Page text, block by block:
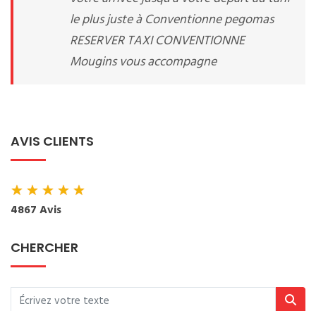
le plus juste à Conventionne pegomas
RESERVER TAXI CONVENTIONNE
Mougins vous accompagne
AVIS CLIENTS
★★★★★
4867 Avis
CHERCHER